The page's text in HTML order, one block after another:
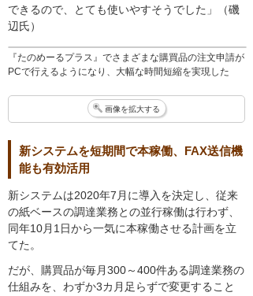
『たのめーるプラス』でさまざまな購買品の注文申請が
PCで行えるようになり、大幅な時間短縮を実現した
できるので、とても使いやすそうでした」（磯
辺氏）
画像を拡大する
新システムを短期間で本稼働、FAX送信機
能も有効活用
新システムは2020年7月に導入を決定し、従来
の紙ベースの調達業務との並行稼働は行わず、
同年10月1日から一気に本稼働させる計画を立
てた。
だが、購買品が毎月300～400件ある調達業務の
仕組みを、わずか3カ月足らずで変更すること